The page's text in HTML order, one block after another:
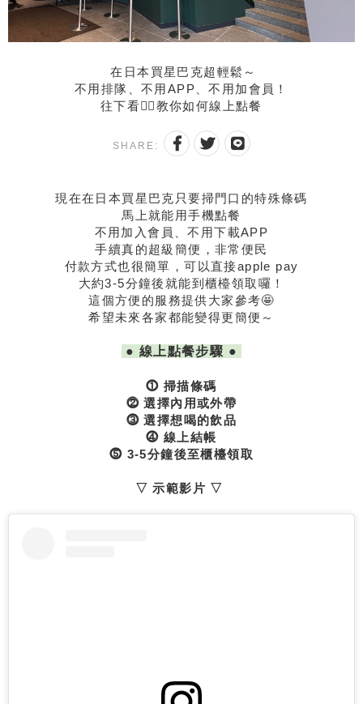
在日本買星巴克超輕鬆～
不用排隊、不用APP、不用加會員！
往下看👇🏻教你如何線上點餐
SHARE:
現在在日本買星巴克只要掃門口的特殊條碼
馬上就能用手機點餐
不用加入會員、不用下載APP
手續真的超級簡便，非常便民
付款方式也很簡單，可以直接apple pay
大約3-5分鐘後就能到櫃檯領取囉！
這個方便的服務提供大家參考🤩
希望未來各家都能變得更簡便～
● 線上點餐步驟 ●
⓵ 掃描條碼
⓶ 選擇內用或外帶
⓷ 選擇想喝的飲品
⓸ 線上結帳
⓹ 3-5分鐘後至櫃檯領取
▽ 示範影片 ▽